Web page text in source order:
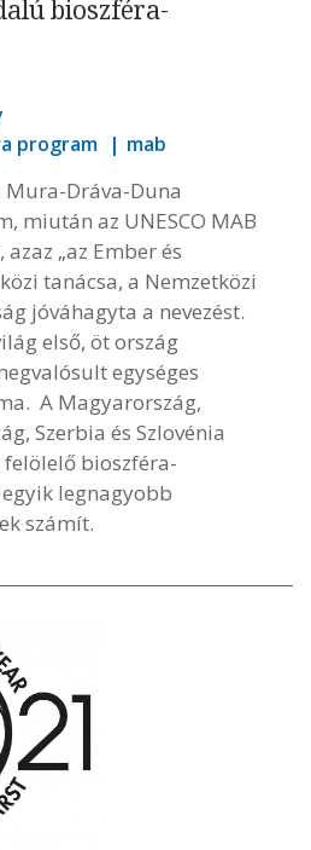
bioszféra-
program
mab
Dráva-Duna
miután az UNESCO MAB
„az Ember és
tanácsa, a Nemzetközi
jóváhagyta a nevezést.
első, öt ország
egységes
A Magyarország,
Szerbia és Szlovénia
bioszféra-
legnagyobb
számít.